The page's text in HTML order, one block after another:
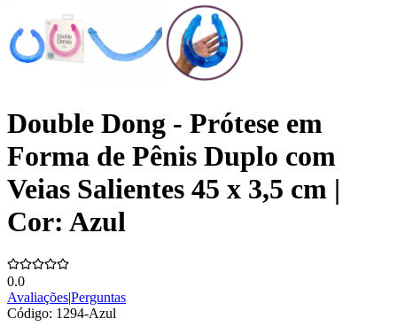
Double Dong - Prótese em
Forma de Pênis Duplo com
Veias Salientes 45 x 3,5 cm |
Cor: Azul
0.0
Avaliações|Perguntas
Código: 1294-Azul